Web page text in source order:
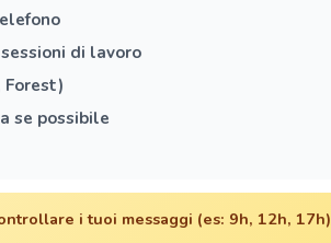
di lavoro
Forest)
se possibile
i tuoi messaggi (es: 9h, 12h, 17h)